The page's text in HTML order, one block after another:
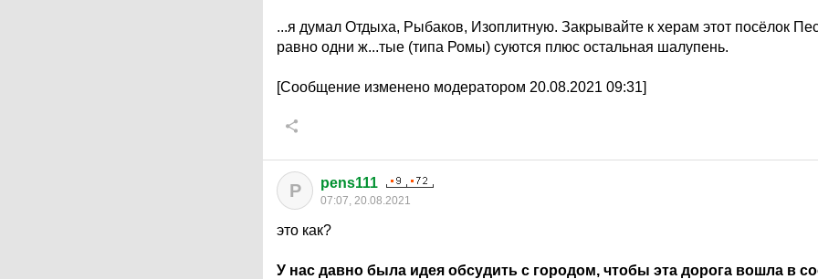
...я думал Отдыха, Рыбаков, Изоплитную. Закрывайте к херам этот посёлок
равно одни ж...тые (типа Ромы) суются плюс остальная шалупень.
[Сообщение изменено модератором 20.08.2021 09:31]
P pens111
07:07, 20.08.2021
это как?
У нас давно была идея обсудить с городом, чтобы эта дорога вошла в